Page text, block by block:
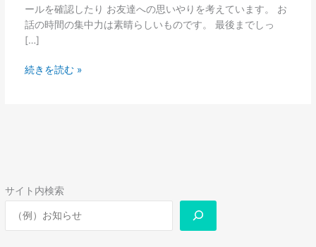
サイト内検索
ールを確認したり お友達への思いやりを考えています。 お
話の時間の集中力は素晴らしいものです。 最後までしっ
[…]
続きを読む »